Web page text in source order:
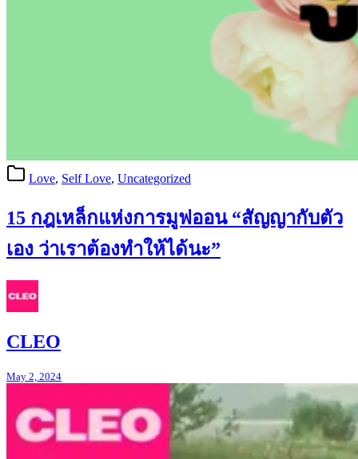
Love, Self Love, Uncategorized
15 กฎเหล็กแห่งการมูฟออน “สัญญากับตัว
เอง ว่าเราต้องทำให้ได้นะ”
CLEO
May 2, 2024